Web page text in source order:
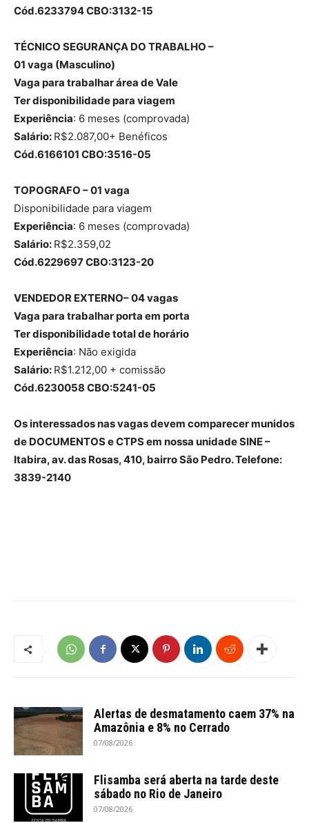
Cód.6233794 CBO:3132-15
TÉCNICO SEGURANÇA DO TRABALHO –
01 vaga (Masculino)
Vaga para trabalhar área de Vale
Ter disponibilidade para viagem
Experiência: 6 meses (comprovada)
Salário: R$2.087,00+ Benéficos
Cód.6166101 CBO:3516-05
TOPOGRAFO – 01 vaga
Disponibilidade para viagem
Experiência: 6 meses (comprovada)
Salário: R$2.359,02
Cód.6229697 CBO:3123-20
VENDEDOR EXTERNO– 04 vagas
Vaga para trabalhar porta em porta
Ter disponibilidade total de horário
Experiência: Não exigida
Salário: R$1.212,00 + comissão
Cód.6230058 CBO:5241-05
Os interessados nas vagas devem comparecer munidos
de DOCUMENTOS e CTPS em nossa unidadeSINE –
Itabira, av. das Rosas, 410, bairro São Pedro. Telefone:
3839-2140
Alertas de desmatamento caem 37% na
Amazônia e 8% no Cerrado
07/08/2026
Flisamba será aberta na tarde deste
sábado no Rio de Janeiro
07/08/2026